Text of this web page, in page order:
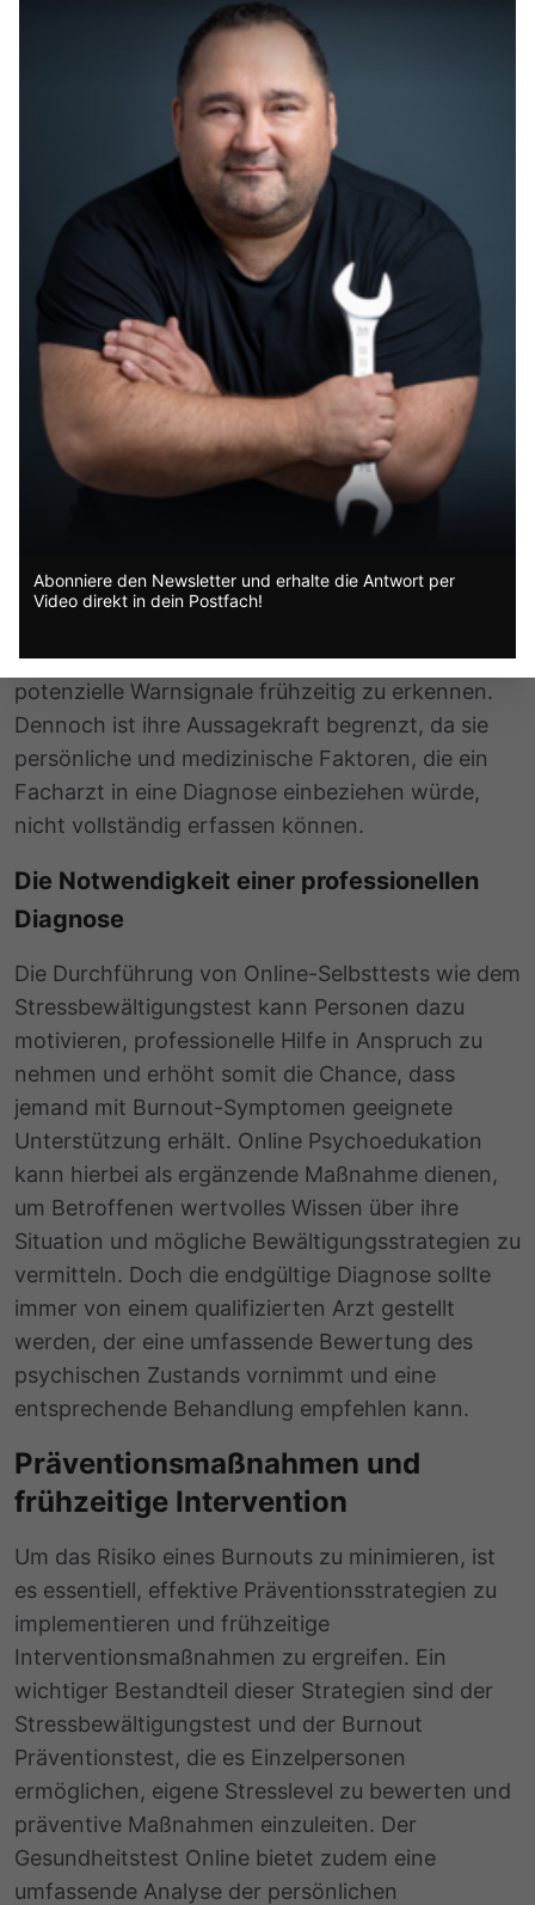
Online Selbsttests vs. Fachärztliche
Im digitalen Zeitalter steigt die Popularität von
Online-Selbsttests, wie dem
Stressbewältigungsest oder dem Burnout
Symptome Check, kontinuierlich an. Diese Tools
bieten Nutzern die Möglichkeit, erste Anzeichen
von Burnout selbst zu identifizieren. Es ist jedoch
wichtig zu verstehen, dass diese Tests zwar
nützlich sind, um eine erste Orientierung zu
bieten, sie jedoch eine fachärztliche Diagnose
nicht ersetzen können.
Der Wert und die Grenzen von Selbsttests
Online Selbsttests können durchaus dazu
Gesundheitsprobleme zu schärfen. Sie basieren
Burnout Symptome abzielen und somit helfen,
potenzielle Warnsignale frühzeitig zu erkennen.
Dennoch ist ihre Aussagekraft begrenzt, da sie
persönliche und medizinische Faktoren, die ein
Facharzt in eine Diagnose einbeziehen würde,
nicht vollständig erfassen können.
Die Notwendigkeit einer professionellen
Diagnose
Die Durchführung von Online-Selbsttests wie dem
Stressbewältigungstest kann Personen dazu
motivieren, professionelle Hilfe in Anspruch zu
nehmen und erhöht somit die Chance, dass
jemand mit Burnout-Symptomen geeignete
Unterstützung erhält. Online Psychoedukation
kann hierbei als ergänzende Maßnahme dienen,
um Betroffenen wertvolles Wissen über ihre
Situation und mögliche Bewältigungsstrategien zu
vermitteln. Doch die endgültige Diagnose sollte
immer von einem qualifizierten Arzt gestellt
werden, der eine umfassende Bewertung des
psychischen Zustands vornimmt und eine
entsprechende Behandlung empfehlen kann.
Präventionsmaßnahmen und
frühzeitige Intervention
Um das Risiko eines Burnouts zu minimieren, ist
es essentiell, effektive Präventionsstrategien zu
implementieren und frühzeitige
Interventionsmaßnahmen zu ergreifen. Ein
wichtiger Bestandteil dieser Strategien sind der
Stressbewältigungstest und der Burnout
Präventionstest, die es Einzelpersonen
ermöglichen, eigene Stresslevel zu bewerten und
präventive Maßnahmen einzuleiten. Der
Gesundheitstest Online bietet zudem eine
umfassende Analyse der persönlichen
Abonniere den Newsletter und erhalte die Antwort per
Video direkt in dein Postfach!